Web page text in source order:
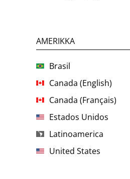
AMERIKKA
Brasil
Canada (English)
Canada (Français)
Estados Unidos
Latinoamerica
United States